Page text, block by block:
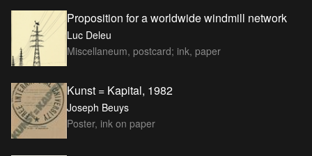
Proposition for a worldwide windmill network
Luc Deleu
Miscellaneum, postcard; ink, paper
Kunst = Kapital, 1982
Joseph Beuys
Poster, ink on paper